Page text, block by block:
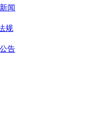
闻
规
告